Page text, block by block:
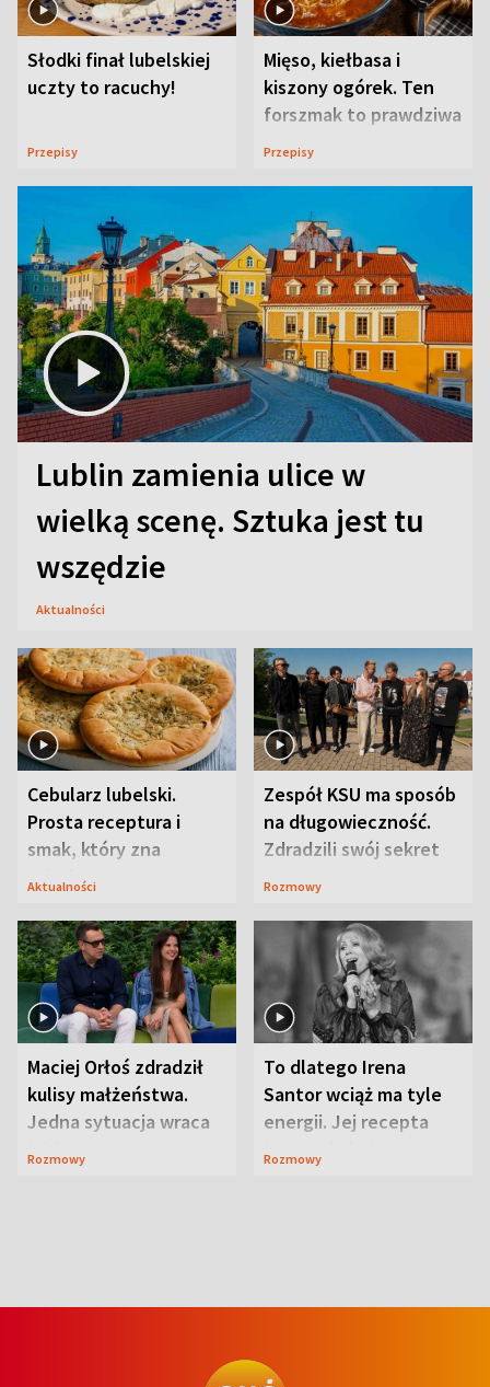
Słodki finał lubelskiej
uczty to racuchy!
Przepisy
Mięso, kiełbasa i
kiszony ogórek. Ten
forszmak to prawdziwa
uczta
Przepisy
Lublin zamienia ulice w
wielką scenę. Sztuka jest tu
wszędzie
Aktualności
Cebularz lubelski.
Prosta receptura i
smak, który zna
Lubelszczyzna
Aktualności
Zespół KSU ma sposób
na długowieczność.
Zdradzili swój sekret
Rozmowy
Maciej Orłoś zdradził
kulisy małżeństwa.
Jedna sytuacja wraca
jak bumerang
Rozmowy
To dlatego Irena
Santor wciąż ma tyle
energii. Jej recepta
jest zaskakująco
Rozmowy